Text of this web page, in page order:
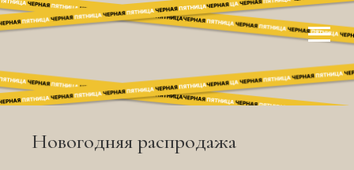
Новогодняя распродажа